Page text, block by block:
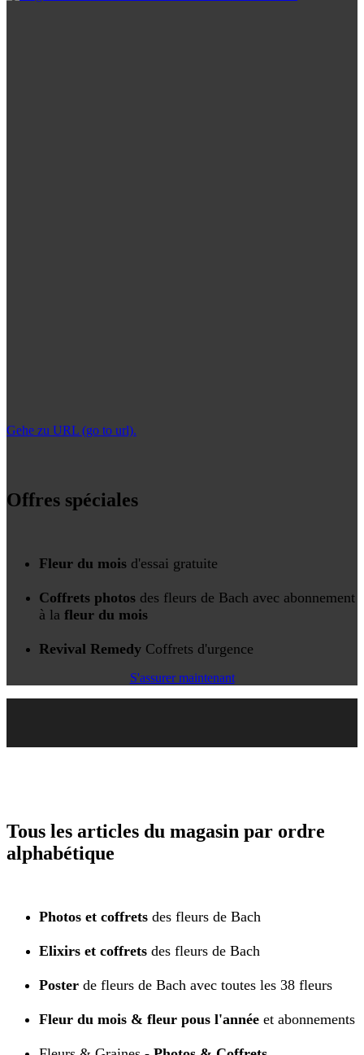
Gehe zu URL (go to url).
Offres spéciales
Fleur du mois d'essai gratuite
Coffrets photos des fleurs de Bach avec abonnement
à la fleur du mois
Revival Remedy Coffrets d'urgence
S'assurer maintenant
Tous les articles du magasin par ordre
alphabétique
Photos et coffrets des fleurs de Bach
Elixirs et coffrets des fleurs de Bach
Poster de fleurs de Bach avec toutes les 38 fleurs
Fleur du mois & fleur pous l'année et abonnements